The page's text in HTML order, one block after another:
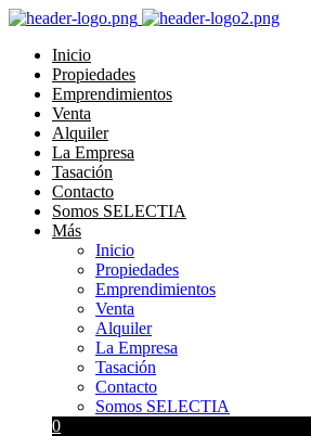
Inicio
Propiedades
Emprendimientos
Venta
Alquiler
La Empresa
Tasación
Contacto
Somos SELECTIA
Más
Inicio
Propiedades
Emprendimientos
Venta
Alquiler
La Empresa
Tasación
Contacto
Somos SELECTIA
0